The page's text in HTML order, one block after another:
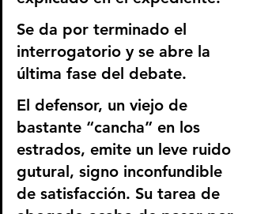
Se da por terminado el
interrogatorio y se abre la
última fase del debate.
El defensor, un viejo de
bastante “cancha” en los
estrados, emite un leve ruido
gutural, signo inconfundible
de satisfacción. Su tarea de